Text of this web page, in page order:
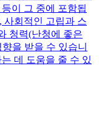
이 그 중에 포함됩
사회적인 고립과 스
청력(난청에 좋은
을 받을 수 있습니
데 도움을 줄 수 있